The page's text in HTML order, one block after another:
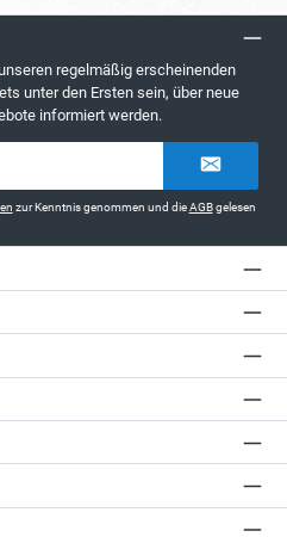
regelmäßig erscheinenden
unter den Ersten sein, über neue
informiert werden.
zur Kenntnis genommen und dieAGBgelesen